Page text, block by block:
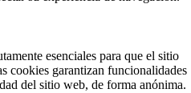
esenciales para que el sitio
cookies garantizan funcionalidades
del sitio web, de forma anónima.